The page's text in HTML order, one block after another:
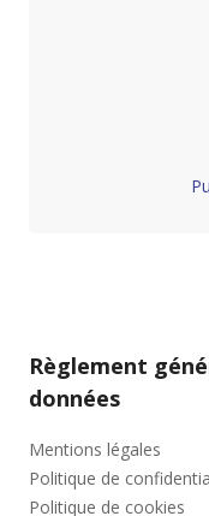
Règlement
données
Mentions légales
Politique de
Politique de cookies